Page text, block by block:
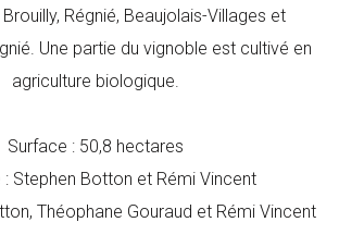
Régnié, Beaujolais-Villages et
Une partie du vignoble est cultivé en
agriculture biologique.
Surface : 50,8 hectares
: Stephen Botton et Rémi Vincent
Théophane Gouraud et Rémi Vincent